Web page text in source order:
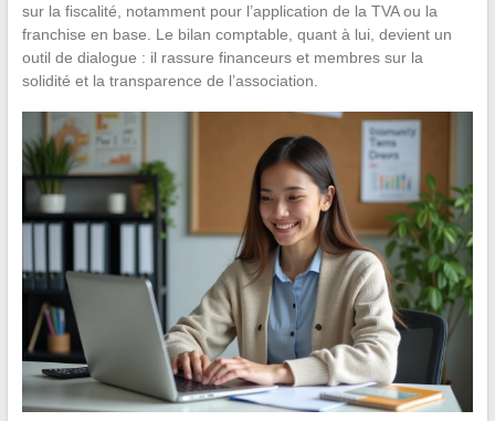
sur la fiscalité, notamment pour l’application de la TVA ou la
franchise en base. Le bilan comptable, quant à lui, devient un
outil de dialogue : il rassure financeurs et membres sur la
solidité et la transparence de l’association.